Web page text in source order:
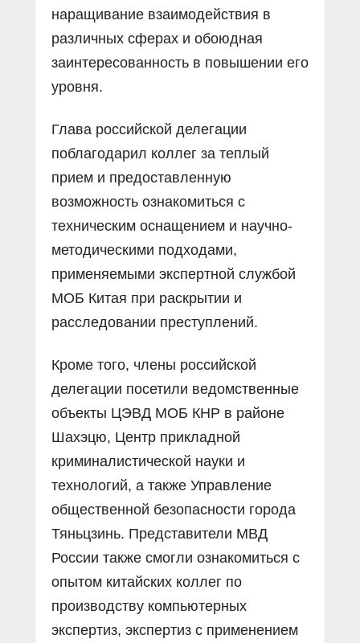
наращивание взаимодействия в
различных сферах и обоюдная
заинтересованность в повышении его
уровня.
Глава российской делегации
поблагодарил коллег за теплый
прием и предоставленную
возможность ознакомиться с
техническим оснащением и научно-
методическими подходами,
применяемыми экспертной службой
МОБ Китая при раскрытии и
расследовании преступлений.
Кроме того, члены российской
делегации посетили ведомственные
объекты ЦЭВД МОБ КНР в районе
Шахэцю, Центр прикладной
криминалистической науки и
технологий, а также Управление
общественной безопасности города
Тяньцзинь. Представители МВД
России также смогли ознакомиться с
опытом китайских коллег по
производству компьютерных
экспертиз, экспертиз с применением